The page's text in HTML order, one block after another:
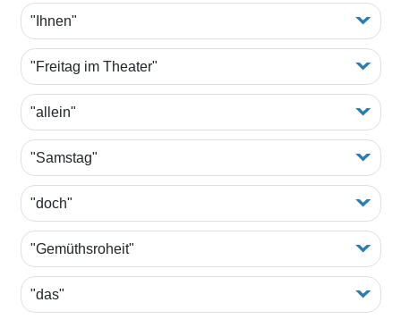
"Ihnen"
"Freitag im Theater"
"allein"
"Samstag"
"doch"
"Gemüthsroheit"
"das"